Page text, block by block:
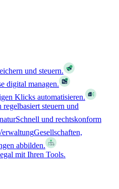
und steuern.
digital managen.
Klicks automatisieren.
steuern und
Schnell und rechtskonform
Gesellschaften,
abbilden.
mit Ihren Tools.